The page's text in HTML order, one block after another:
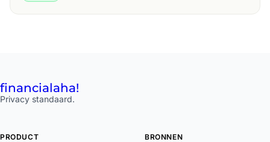
financialaha!
Privacy standaard.
PRODUCT BRONNEN